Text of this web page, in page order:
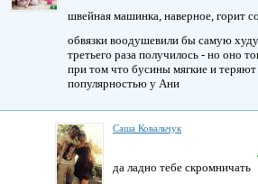
швейная машинка, наверное, горит
обвязки воодушевили бы самую
третьего раза получилось - но оно
при том что бусины мягкие и
популярностью у Ани
Саша Ковальчук
да ладно тебе скромничать